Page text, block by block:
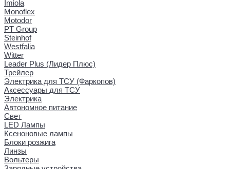
Imiola
Monoflex
Motodor
PT Group
Steinhof
Westfalia
Witter
Leader Plus (Лидер Плюс)
Трейлер
Электрика для ТСУ (Фаркопов)
Аксессуары для ТСУ
Электрика
Автономное питание
Свет
LED Лампы
Ксеноновые лампы
Блоки розжига
Линзы
Вольтеры